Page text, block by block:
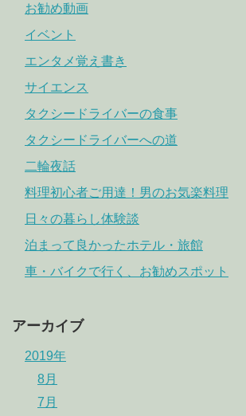
お勧め動画
イベント
エンタメ覚え書き
サイエンス
タクシードライバーの食事
タクシードライバーへの道
二輪夜話
料理初心者ご用達！男のお気楽料理
日々の暮らし体験談
泊まって良かったホテル・旅館
車・バイクで行く、お勧めスポット
アーカイブ
2019年
8月
7月